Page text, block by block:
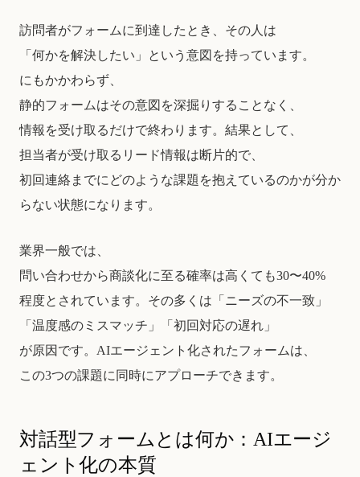
訪問者がフォームに到達したとき、その人は
「何かを解決したい」という意図を持っています。
にもかかわらず、
静的フォームはその意図を深掘りすることなく、
情報を受け取るだけで終わります。結果として、
担当者が受け取るリード情報は断片的で、
初回連絡までにどのような課題を抱えているのかが分か
らない状態になります。
業界一般では、
問い合わせから商談化に至る確率は高くても30〜40%
程度とされています。その多くは「ニーズの不一致」
「温度感のミスマッチ」「初回対応の遅れ」
が原因です。AIエージェント化されたフォームは、
この3つの課題に同時にアプローチできます。
対話型フォームとは何か：AIエージ
ェント化の本質